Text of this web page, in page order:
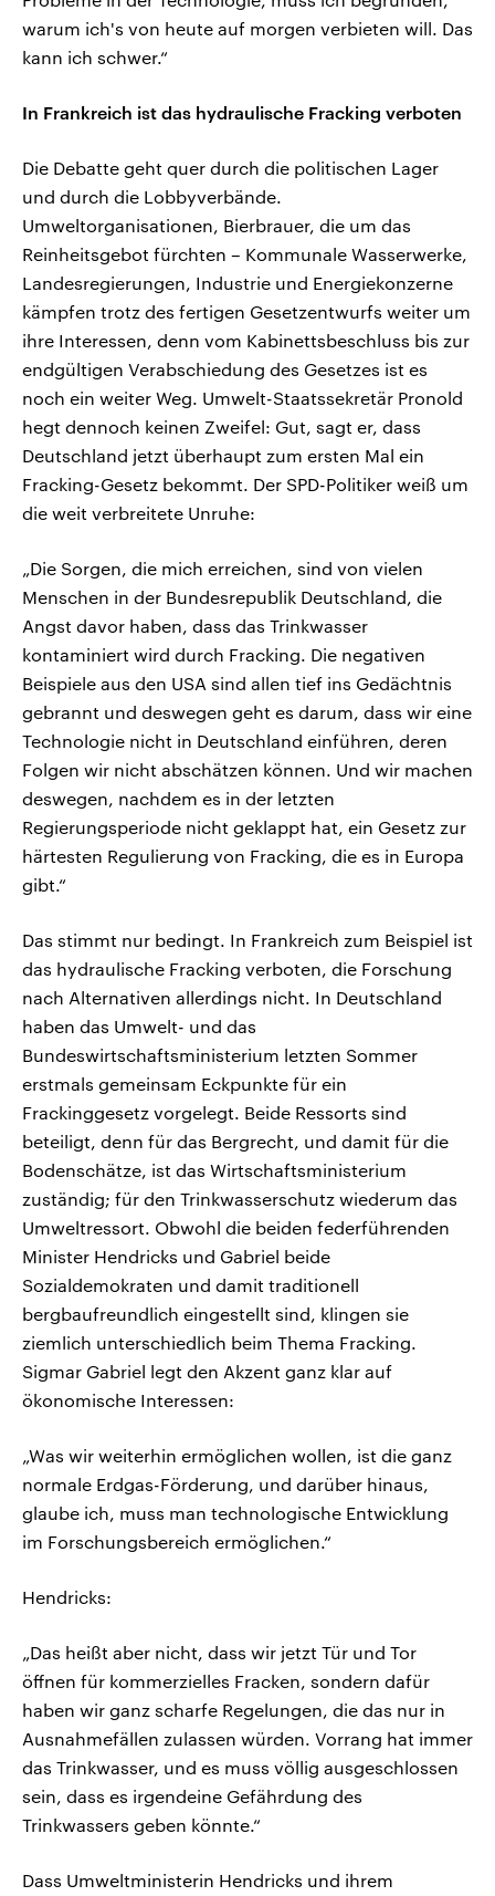
warum ich's von heute auf morgen verbieten will. Das
kann ich schwer.“
In Frankreich ist das hydraulische Fracking verboten
Die Debatte geht quer durch die politischen Lager
und durch die Lobbyverbände.
Umweltorganisationen, Bierbrauer, die um das
Reinheitsgebot fürchten – Kommunale Wasserwerke,
Landesregierungen, Industrie und Energiekonzerne
kämpfen trotz des fertigen Gesetzentwurfs weiter um
ihre Interessen, denn vom Kabinettsbeschluss bis zur
endgültigen Verabschiedung des Gesetzes ist es
noch ein weiter Weg. Umwelt-Staatssekretär Pronold
hegt dennoch keinen Zweifel: Gut, sagt er, dass
Deutschland jetzt überhaupt zum ersten Mal ein
Fracking-Gesetz bekommt. Der SPD-Politiker weiß um
die weit verbreitete Unruhe:
„Die Sorgen, die mich erreichen, sind von vielen
Menschen in der Bundesrepublik Deutschland, die
Angst davor haben, dass das Trinkwasser
kontaminiert wird durch Fracking. Die negativen
Beispiele aus den USA sind allen tief ins Gedächtnis
gebrannt und deswegen geht es darum, dass wir eine
Technologie nicht in Deutschland einführen, deren
Folgen wir nicht abschätzen können. Und wir machen
deswegen, nachdem es in der letzten
Regierungsperiode nicht geklappt hat, ein Gesetz zur
härtesten Regulierung von Fracking, die es in Europa
gibt.“
Das stimmt nur bedingt. In Frankreich zum Beispiel ist
das hydraulische Fracking verboten, die Forschung
nach Alternativen allerdings nicht. In Deutschland
haben das Umwelt- und das
Bundeswirtschaftsministerium letzten Sommer
erstmals gemeinsam Eckpunkte für ein
Frackinggesetz vorgelegt. Beide Ressorts sind
beteiligt, denn für das Bergrecht, und damit für die
Bodenschätze, ist das Wirtschaftsministerium
zuständig; für den Trinkwasserschutz wiederum das
Umweltressort. Obwohl die beiden federführenden
Minister Hendricks und Gabriel beide
Sozialdemokraten und damit traditionell
bergbaufreundlich eingestellt sind, klingen sie
ziemlich unterschiedlich beim Thema Fracking.
Sigmar Gabriel legt den Akzent ganz klar auf
ökonomische Interessen:
„Was wir weiterhin ermöglichen wollen, ist die ganz
normale Erdgas-Förderung, und darüber hinaus,
glaube ich, muss man technologische Entwicklung
im Forschungsbereich ermöglichen.“
Hendricks:
„Das heißt aber nicht, dass wir jetzt Tür und Tor
öffnen für kommerzielles Fracken, sondern dafür
haben wir ganz scharfe Regelungen, die das nur in
Ausnahmefällen zulassen würden. Vorrang hat immer
das Trinkwasser, und es muss völlig ausgeschlossen
sein, dass es irgendeine Gefährdung des
Trinkwassers geben könnte.“
Dass Umweltministerin Hendricks und ihrem